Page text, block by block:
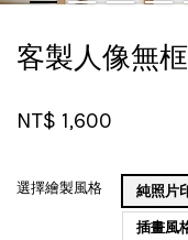
客製人像無
NT$ 1,600
選擇繪製風格 純照片
插畫風